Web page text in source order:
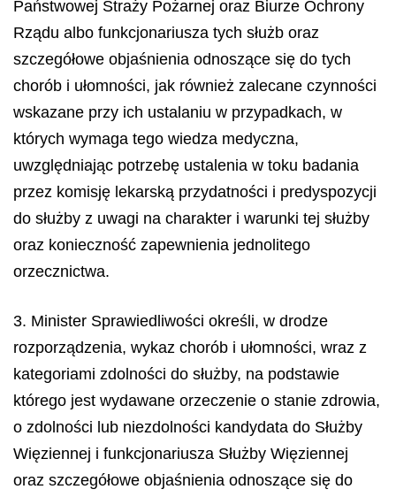
Państwowej Straży Pożarnej oraz Biurze Ochrony
Rządu albo funkcjonariusza tych służb oraz
szczegółowe objaśnienia odnoszące się do tych
chorób i ułomności, jak również zalecane czynności
wskazane przy ich ustalaniu w przypadkach, w
których wymaga tego wiedza medyczna,
uwzględniając potrzebę ustalenia w toku badania
przez komisję lekarską przydatności i predyspozycji
do służby z uwagi na charakter i warunki tej służby
oraz konieczność zapewnienia jednolitego
orzecznictwa.
3. Minister Sprawiedliwości określi, w drodze
rozporządzenia, wykaz chorób i ułomności, wraz z
kategoriami zdolności do służby, na podstawie
którego jest wydawane orzeczenie o stanie zdrowia,
o zdolności lub niezdolności kandydata do Służby
Więziennej i funkcjonariusza Służby Więziennej
oraz szczegółowe objaśnienia odnoszące się do